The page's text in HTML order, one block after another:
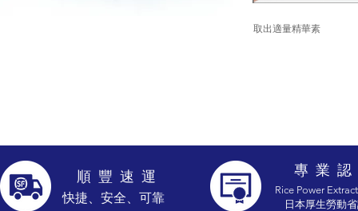
取出適量精華素
​順 豐 速 運
​快捷、安全、可靠
專 業 認
Rice Power
日本厚生勞動